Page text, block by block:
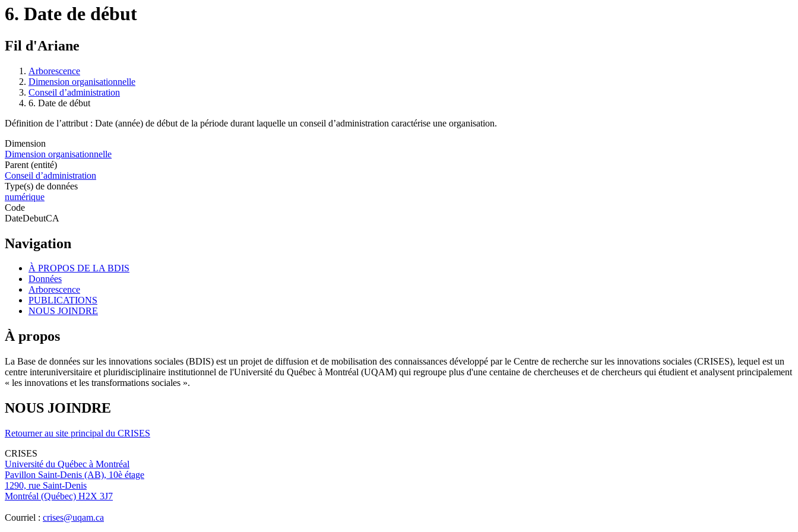
6. Date de début
Fil d'Ariane
Arborescence
Dimension organisationnelle
Conseil d’administration
6. Date de début
Définition de l’attribut : Date (année) de début de la période durant laquelle un conseil d’administration caractérise une organisation.
Dimension
Dimension organisationnelle
Parent (entité)
Conseil d’administration
Type(s) de données
numérique
Code
DateDebutCA
Navigation
À PROPOS DE LA BDIS
Données
Arborescence
PUBLICATIONS
NOUS JOINDRE
À propos
La Base de données sur les innovations sociales (BDIS) est un projet de diffusion et de mobilisation des connaissances développé par le Centre de recherche sur les innovations sociales (CRISES), lequel est un
centre interuniversitaire et pluridisciplinaire institutionnel de l'Université du Québec à Montréal (UQAM) qui regroupe plus d'une centaine de chercheuses et de chercheurs qui étudient et analysent principalement
« les innovations et les transformations sociales ».
NOUS JOINDRE
Retourner au site principal du CRISES
CRISES
Université du Québec à Montréal
Pavillon Saint-Denis (AB), 10è étage
1290, rue Saint-Denis
Montréal (Québec) H2X 3J7
Courriel : crises@uqam.ca